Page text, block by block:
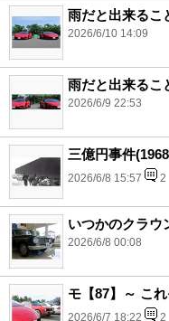
雨だと出来るこ
2026/6/10 14:09
雨だと出来るこ
2026/6/9 22:53
三億円事件
2026/6/8 15:57 2
いつかのクラウ
2026/6/8 00:08
モ【87】～ こ
2026/6/7 18:22 2